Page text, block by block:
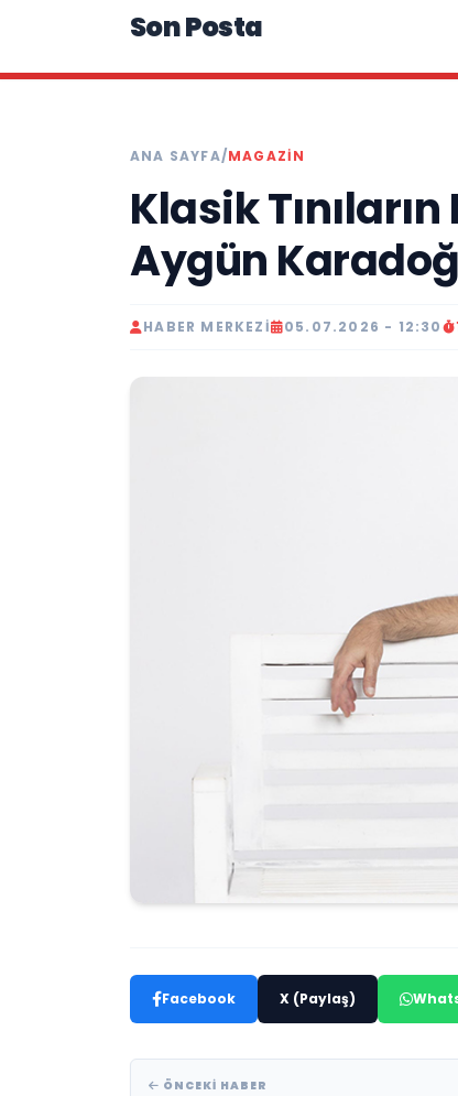
Son Posta
ANA SAYFA/MAGAZIN
Klasik
Aygün
HABER MERKEZI 05.07.2026 - 12:30
Facebook X (Paylaş)
ÖNCEKI HABER